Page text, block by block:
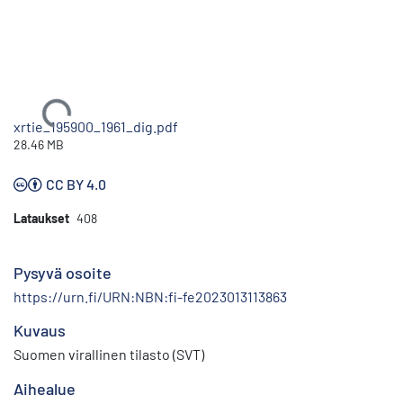
Ladataan...
xrtie_195900_1961_dig.pdf
28.46 MB
CC BY 4.0
Lataukset 408
Pysyvä osoite
https://urn.fi/URN:NBN:fi-fe2023013113863
Kuvaus
Suomen virallinen tilasto (SVT)
Aihealue